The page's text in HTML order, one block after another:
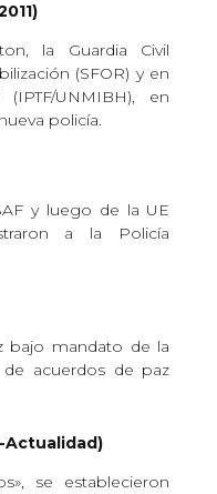
la Guardia Civil
(SFOR) y en
UNMIBH), en
policía.
y luego de la UE
a la Policía
bajo mandato de la
de acuerdos de paz
Actualidad)
se establecieron